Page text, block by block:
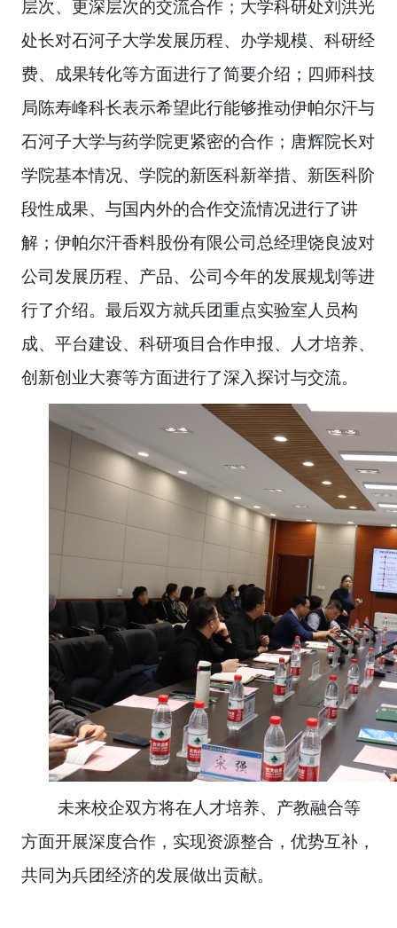
层次、更深层次的交流合作；大学科研处刘洪光
处长对石河子大学发展历程、办学规模、科研经
费、成果转化等方面进行了简要介绍；四师科技
局陈寿峰科长表示希望此行能够推动伊帕尔汗与
石河子大学与药学院更紧密的合作；唐辉院长对
学院基本情况、学院的新医科新举措、新医科阶
段性成果、与国内外的合作交流情况进行了讲
解；伊帕尔汗香料股份有限公司总经理饶良波对
公司发展历程、产品、公司今年的发展规划等进
行了介绍。最后双方就兵团重点实验室人员构
成、平台建设、科研项目合作申报、人才培养、
创新创业大赛等方面进行了深入探讨与交流。
未来校企双方将在人才培养、产教融合等
方面开展深度合作，实现资源整合，优势互补，
共同为兵团经济的发展做出贡献。